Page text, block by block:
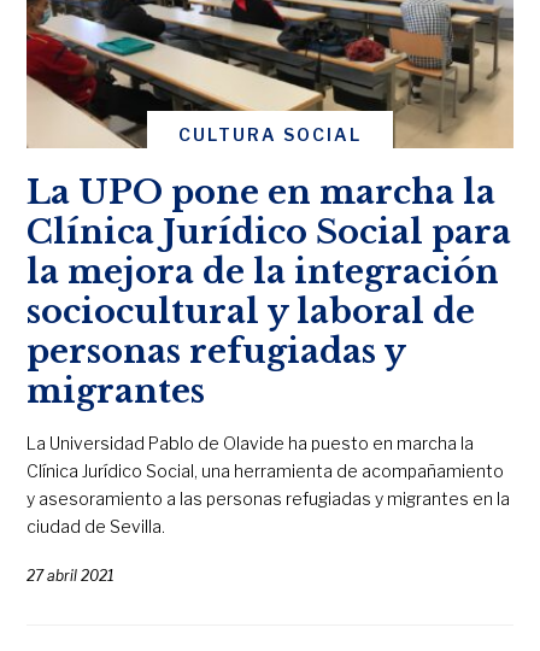
CULTURA SOCIAL
La UPO pone en marcha la
Clínica Jurídico Social para
la mejora de la integración
sociocultural y laboral de
personas refugiadas y
migrantes
La Universidad Pablo de Olavide ha puesto en marcha la
Clínica Jurídico Social, una herramienta de acompañamiento
y asesoramiento a las personas refugiadas y migrantes en la
ciudad de Sevilla.
27 abril 2021